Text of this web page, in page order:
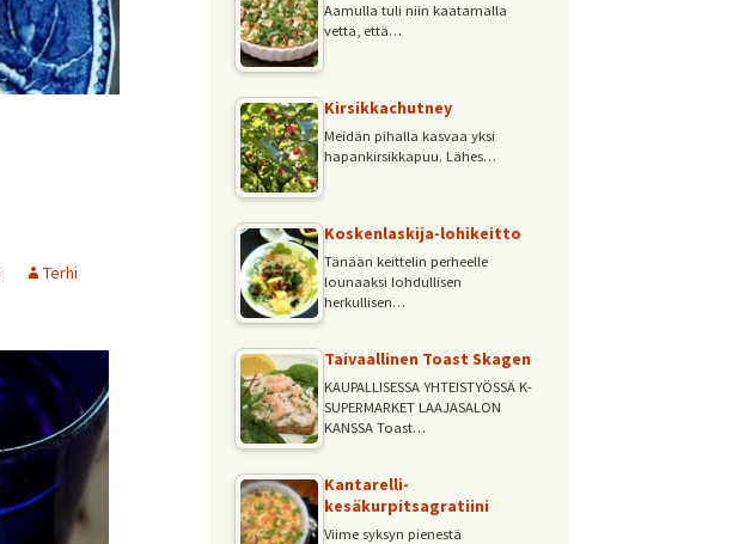
Terhi
Aamulla tuli niin kaatamalla
vettä, että…
Kirsikkachutney
Meidän pihalla kasvaa yksi
hapankirsikkapuu. Lähes…
Koskenlaskija-lohikeitto
Tänään keittelin perheelle
lounaaksi lohdullisen
herkullisen…
Taivaallinen Toast Skagen
KAUPALLISESSA YHTEISTYÖSSÄ K-
SUPERMARKET LAAJASALON
KANSSA Toast…
Kantarelli-
kesäkurpitsagratiini
Viime syksyn pienestä